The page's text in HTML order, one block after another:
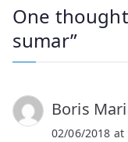
One
sumar”
Boris
02/06/2018 at